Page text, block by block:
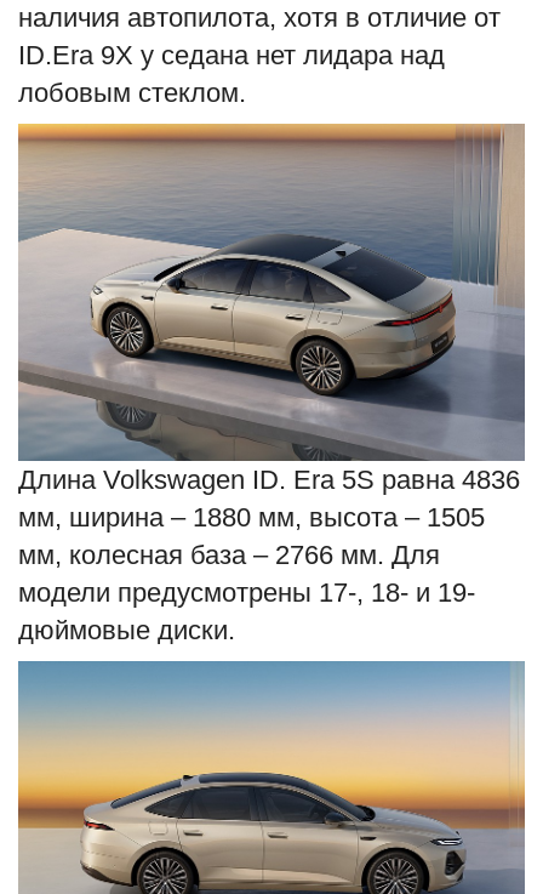
наличия автопилота, хотя в отличие от
ID.Era 9X у седана нет лидара над
лобовым стеклом.
Длина Volkswagen ID. Era 5S равна 4836
мм, ширина – 1880 мм, высота – 1505
мм, колесная база – 2766 мм. Для
модели предусмотрены 17-, 18- и 19-
дюймовые диски.